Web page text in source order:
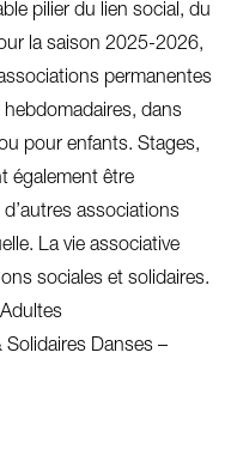
pilier du lien social, du
la saison 2025-2026,
permanentes
dans
pour enfants. Stages,
également être
d’autres associations
La vie associative
sociales et solidaires.
Solidaires Danses –